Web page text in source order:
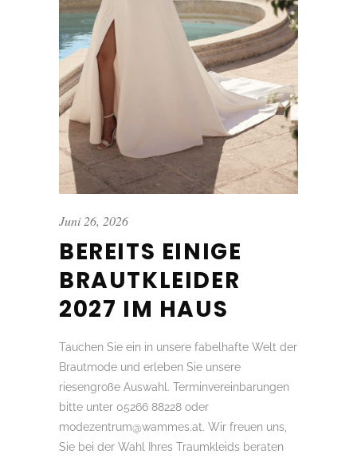
Juni 26, 2026
BEREITS EINIGE
BRAUTKLEIDER
2027 IM HAUS
Tauchen Sie ein in unsere fabelhafte Welt der
Brautmode und erleben Sie unsere
riesengroße Auswahl. Terminvereinbarungen
bitte unter 05266 88228 oder
modezentrum@wammes.at. Wir freuen uns,
Sie bei der Wahl Ihres Traumkleids beraten